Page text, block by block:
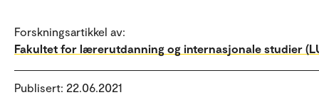
Forskningsartikkel av:
Fakultet for lærerutdanning og internasjonale studier
Publisert: 22.06.2021